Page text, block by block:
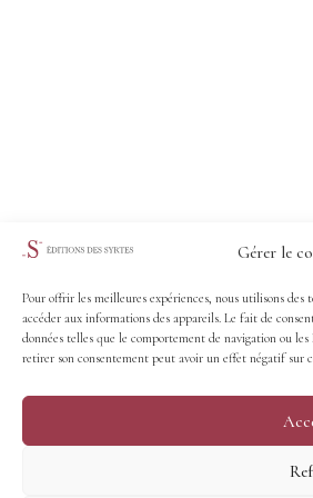
Gérer le
Pour offrir les meilleures expériences, nous utilisons des
accéder aux informations des appareils. Le fait de
données telles que le comportement de navigation ou
retirer son consentement peut avoir un effet négatif sur